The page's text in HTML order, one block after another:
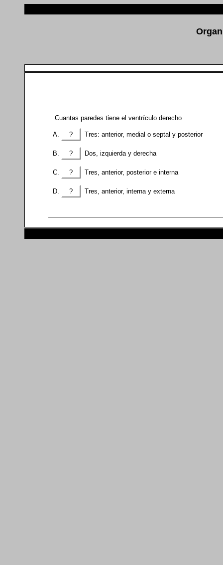
Cuantas paredes tiene el ventrículo derecho
? Tres: anterior, medial o septal y posterior
? Dos, izquierda y derecha
? Tres, anterior, posterior e interna
? Tres, anterior, interna y externa